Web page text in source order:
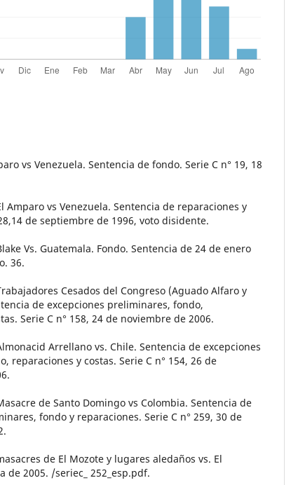
vs Venezuela. Sentencia de fondo. Serie C n° 19, 18
Amparo vs Venezuela. Sentencia de reparaciones y
de septiembre de 1996, voto disidente.
Vs. Guatemala. Fondo. Sentencia de 24 de enero
36.
Cesados del Congreso (Aguado Alfaro y
de excepciones preliminares, fondo,
Serie C n° 158, 24 de noviembre de 2006.
Arrellano vs. Chile. Sentencia de excepciones
reparaciones y costas. Serie C n° 154, 26 de
de Santo Domingo vs Colombia. Sentencia de
fondo y reparaciones. Serie C n° 259, 30 de
de El Mozote y lugares aledaños vs. El
de 2005. /seriec_ 252_esp.pdf.